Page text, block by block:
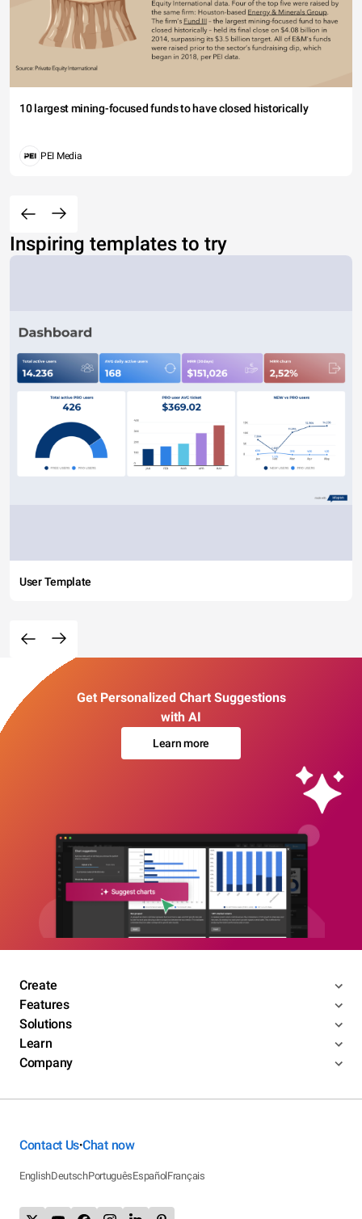
10 largest mining-focused funds to have closed historically
PEI Media
Inspiring templates to try
User Template
Get Personalized Chart Suggestions
with AI
Learn more
Create
Features
Solutions
Learn
Company
Contact Us•Chat now
EnglishDeutschPortuguêsEspañolFrançais